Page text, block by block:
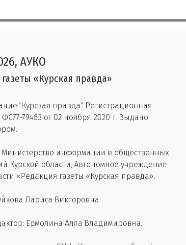
АУКО
«Курская правда»
"Курская правда". Регистрационная
79463 от 02 ноября 2020 г. Выдано
Министерство информации и общественных
Курской области, Автономное учреждение
«Редакция газеты «Курская правда».
Лариса Викторовна.
Ермолина Алла Владимировна.